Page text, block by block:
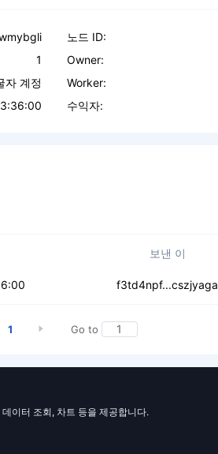
1
자 계정
노드 ID:
Owner:
Worker:
수익자:
보낸 이
f3td4npf...cszjyaga
1 Go to
이터 조회, 차트 등을 제공합니다.